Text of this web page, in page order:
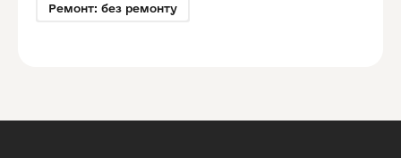
Ремонт: без ремонту